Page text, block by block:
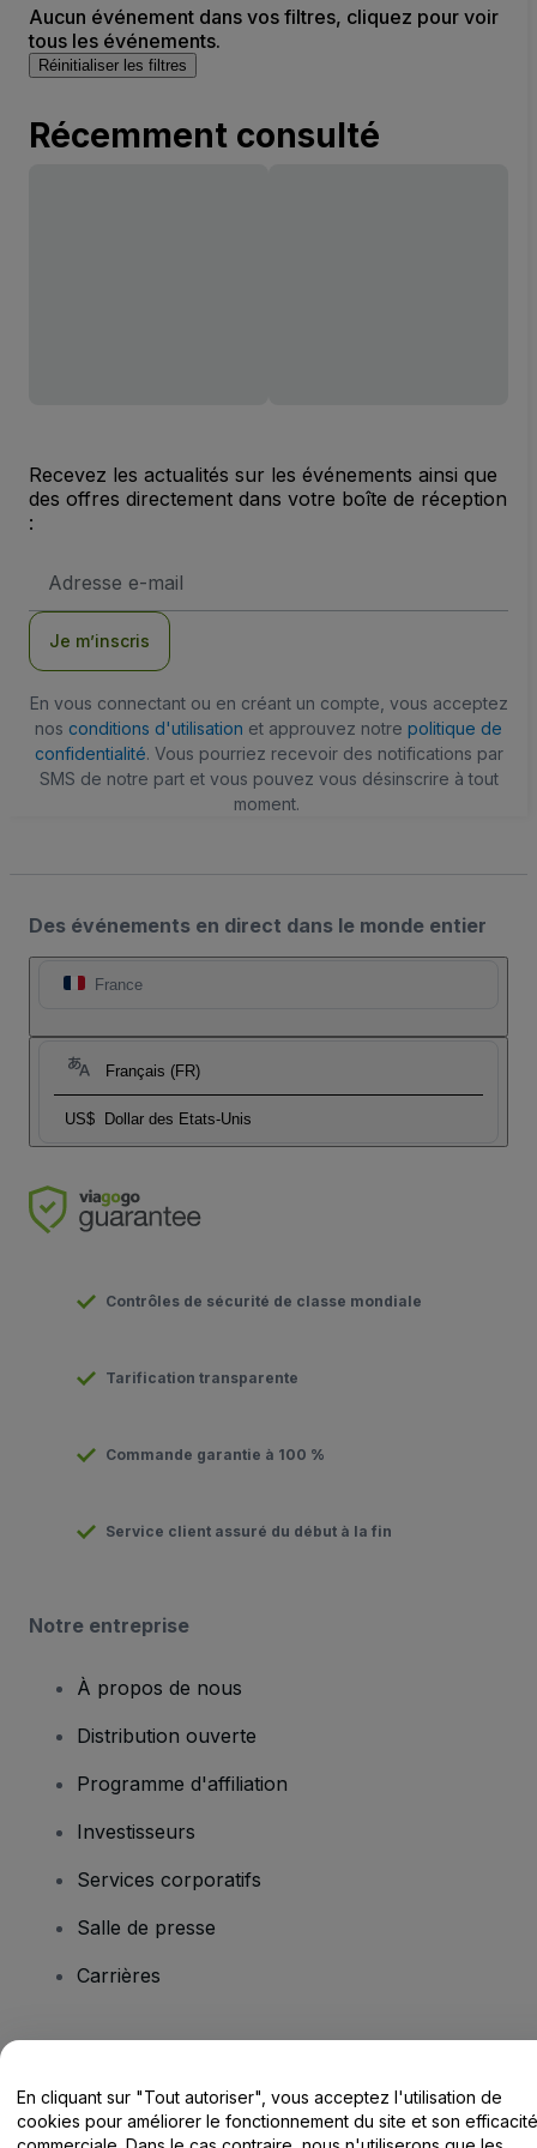
Aucun événement dans vos filtres, cliquez pour voir
tous les événements.
Réinitialiser les filtres
Récemment consulté
Recevez les actualités sur les événements ainsi que
des offres directement dans votre boîte de réception
:
e-
Je m’inscris
En vous connectant ou en créant un compte, vous acceptez
nos conditions d'utilisation et approuvez notre politique de
confidentialité. Vous pourriez recevoir des notifications par
SMS de notre part et vous pouvez vous désinscrire à tout
moment.
Des événements en direct dans le monde entier
France
Français (FR)
US$ Dollar des Etats-Unis
Contrôles de sécurité de classe mondiale
Tarification transparente
Commande garantie à 100 %
Service client assuré du début à la fin
Notre entreprise
À propos de nous
Distribution ouverte
Programme d'affiliation
Investisseurs
Services corporatifs
Salle de presse
Carrières
Centre d'assistance / Nous contacter
En cliquant sur "Tout autoriser", vous acceptez l'utilisation de
cookies pour améliorer le fonctionnement du site et son efficacité